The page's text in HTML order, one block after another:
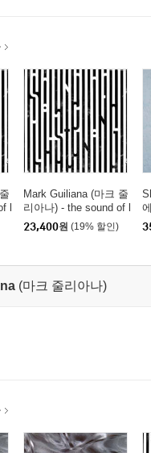
l
Mark Guiliana (마크 줄
리아나) - the sound of l
istening
23,400원 (19% 할인)
(마크 줄리아나)